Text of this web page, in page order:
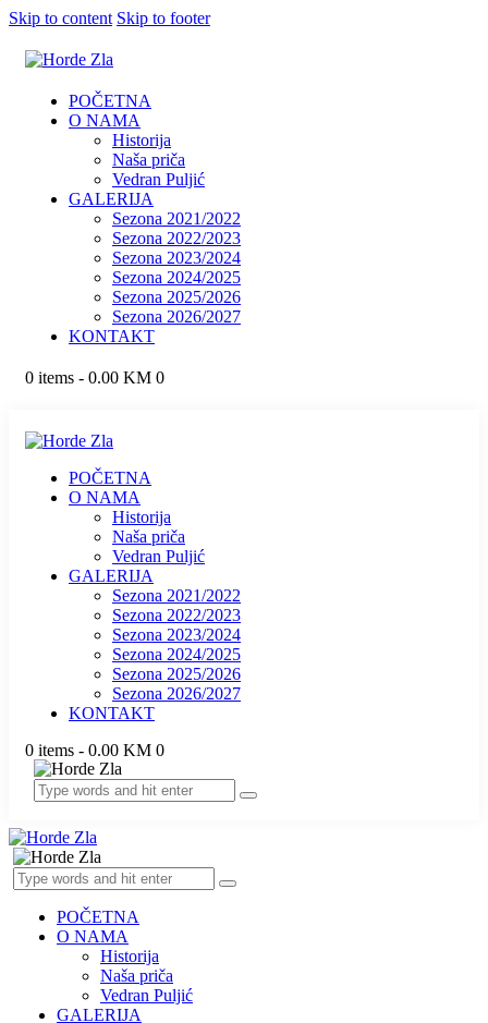
Skip to content Skip to footer
POČETNA
O NAMA
Historija
Naša priča
Vedran Puljić
GALERIJA
Sezona 2021/2022
Sezona 2022/2023
Sezona 2023/2024
Sezona 2024/2025
Sezona 2025/2026
Sezona 2026/2027
KONTAKT
0 items - 0.00 KM 0
POČETNA
O NAMA
Historija
Naša priča
Vedran Puljić
GALERIJA
Sezona 2021/2022
Sezona 2022/2023
Sezona 2023/2024
Sezona 2024/2025
Sezona 2025/2026
Sezona 2026/2027
KONTAKT
0 items - 0.00 KM 0
POČETNA
O NAMA
Historija
Naša priča
Vedran Puljić
GALERIJA